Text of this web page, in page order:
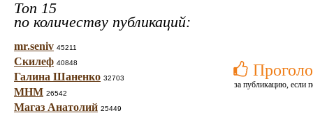
Топ 15
по количеству публикаций:
mr.seniv 45211
Скилеф 40848
Галина Шаненко 32703
МНМ 26542
Магаз Анатолий 25449
за публикацию, если